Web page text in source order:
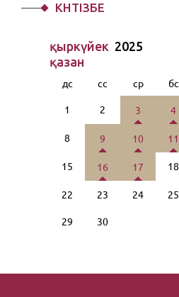
КҮНТІЗБЕ
қыркүйек 2025
қазан
дс сс ср бс
1 2 3 4
8 9 10 11
15 16 17 18
22 23 24 25
29 30